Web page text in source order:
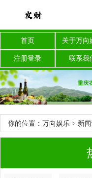
首页 关于万向
注册登录 联系我
你的位置： 万向娱乐 > 新